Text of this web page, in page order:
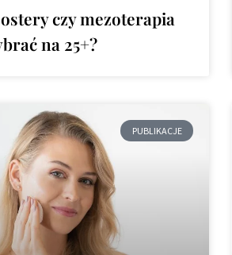
czy mezoterapia
na 25+?
PUBLIKACJE